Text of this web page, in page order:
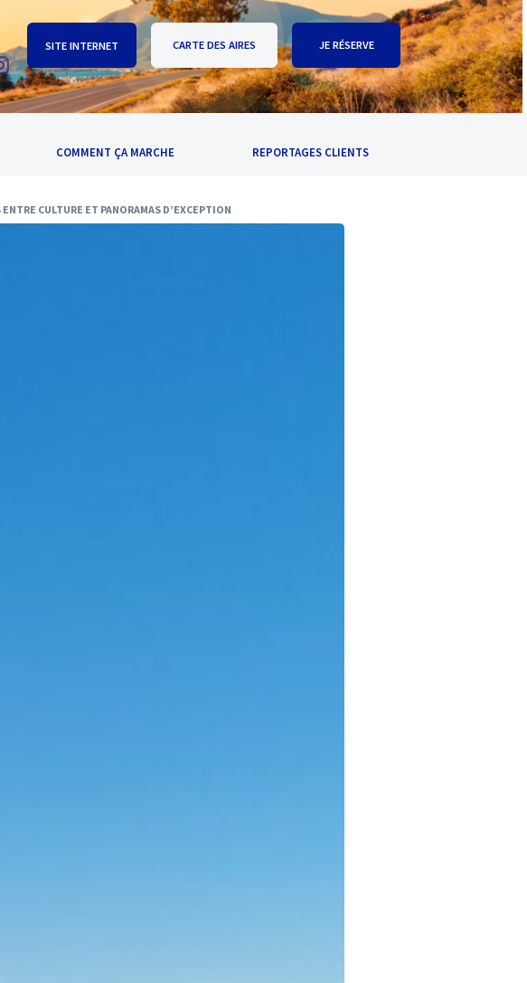
SITE INTERNET CARTE DES AIRES JE RÉSERVE
COMMENT ÇA MARCHE REPORTAGES CLIENTS
CULTURE ET PANORAMAS D’EXCEPTION